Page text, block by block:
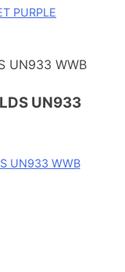
PURPLE
UN933
UN933 WWB